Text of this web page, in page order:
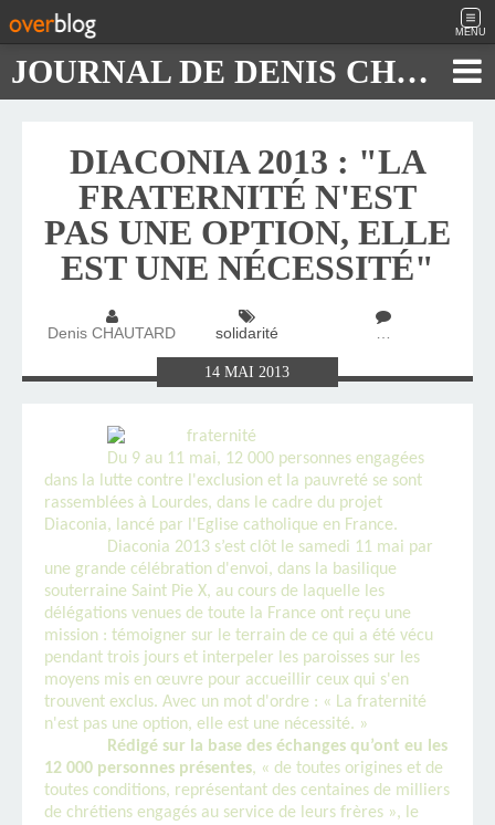
MENU
JOURNAL DE DENIS CHAUTARD
DIACONIA 2013 : "LA
FRATERNITÉ N'EST
PAS UNE OPTION, ELLE
EST UNE NÉCESSITÉ"
Denis CHAUTARD solidarité …
14MAI2013
Du 9 au 11 mai, 12 000 personnes engagées
dans la lutte contre l'exclusion et la pauvreté se sont
rassemblées à Lourdes, dans le cadre du projet
Diaconia, lancé par l'Eglise catholique en France.
Diaconia 2013 s’est clôt le samedi 11 mai par
une grande célébration d'envoi, dans la basilique
souterraine Saint Pie X, au cours de laquelle les
délégations venues de toute la France ont reçu une
mission : témoigner sur le terrain de ce qui a été vécu
pendant trois jours et interpeler les paroisses sur les
moyens mis en œuvre pour accueillir ceux qui s'en
trouvent exclus. Avec un mot d'ordre : « La fraternité
n'est pas une option, elle est une nécessité. »
Rédigé sur la base des échanges qu’ont eu les
12 000 personnes présentes, « de toutes origines et de
toutes conditions, représentant des centaines de milliers
de chrétiens engagés au service de leurs frères », le